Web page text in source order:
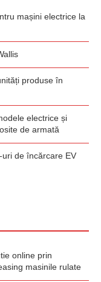
mașini electrice la
produse în
electrice și
de armată
uri de încărcare EV
online prin
masinile rulate